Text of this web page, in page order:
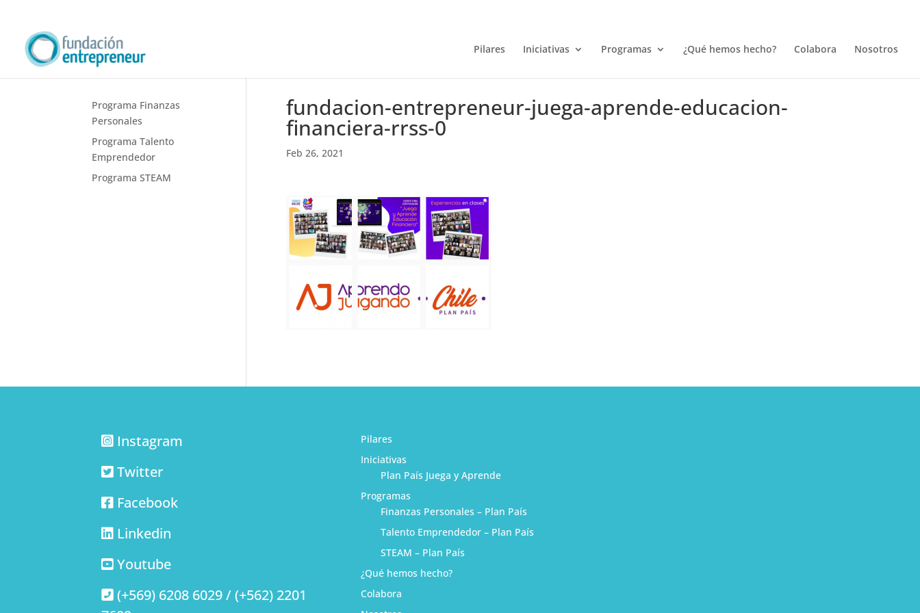
Pilares Iniciativas Programas ¿Qué hemos hecho? Colabora Nosotros
fundacion-entrepreneur-juega-aprende-educacion-
financiera-rrss-0
Feb 26, 2021
Programa Finanzas
Personales
Programa Talento
Emprendedor
Programa STEAM
Instagram
Twitter
Facebook
Linkedin
Youtube
(+569) 6208 6029 / (+562) 2201
Pilares
Iniciativas
Plan País Juega y Aprende
Programas
Finanzas Personales – Plan País
Talento Emprendedor – Plan País
STEAM – Plan País
¿Qué hemos hecho?
Colabora